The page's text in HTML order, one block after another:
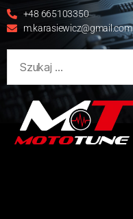
+48 665103350
m.karasiewicz@gmail.com